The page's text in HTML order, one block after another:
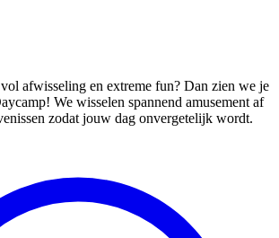
afwisseling en extreme fun? Dan zien we je
We wisselen spannend amusement af
zodat jouw dag onvergetelijk wordt.